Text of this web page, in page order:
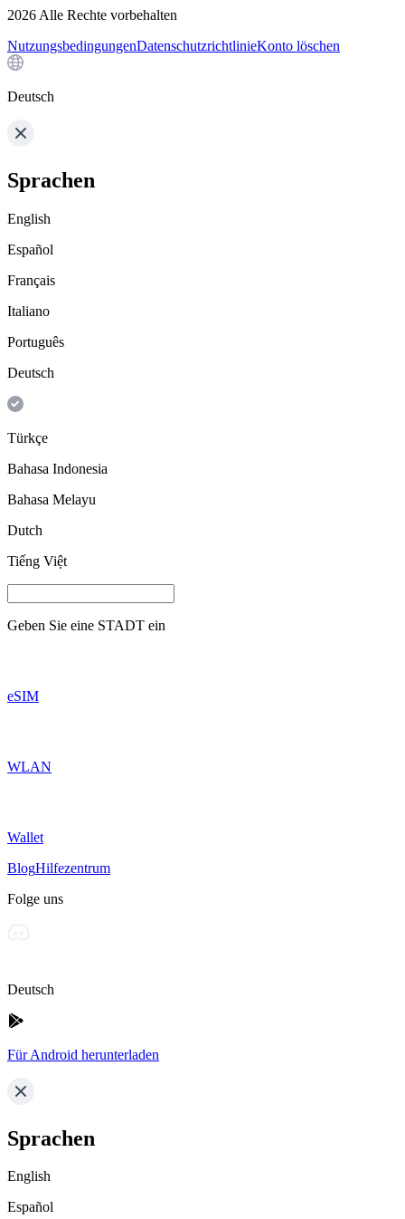
2026 Alle Rechte vorbehalten
NutzungsbedingungenDatenschutzrichtlinieKonto löschen
Deutsch
Sprachen
English
Español
Français
Italiano
Português
Deutsch
Türkçe
Bahasa Indonesia
Bahasa Melayu
Dutch
Tiếng Việt
Geben Sie eine STADT ein
eSIM
WLAN
Wallet
BlogHilfezentrum
Folge uns
Deutsch
Für Android herunterladen
Sprachen
English
Español